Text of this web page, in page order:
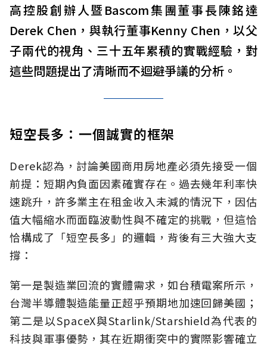
高控股創辦人暨Bascom集團董事長陳銘達
Derek Chen，與執行董事Kenny Chen，以父
子兩代的視角、三十五年累積的實戰經驗，對
這些問題提出了清晰而不迴避爭議的分析。
短空長多：一個誠實的框架
Derek認為，討論美國商用房地產必須先接受一個
前提：短期內負面因素確實存在。過去幾年利率快
速跳升，許多業主在租金收入未減的情況下，因估
值大幅縮水而面臨波動性與不確定的挑戰，但這恰
恰構成了「短空長多」的邏輯，背後有三大強大支
撐：
第一是製造業回流的實體需求，如台積電案所示，
台灣半導體製造能量正超乎預期地加速回歸美國；
第二是以SpaceX與Starlink/Starshield為代表的
科技與軍事優勢，其在近期衝突中的實際影響確立